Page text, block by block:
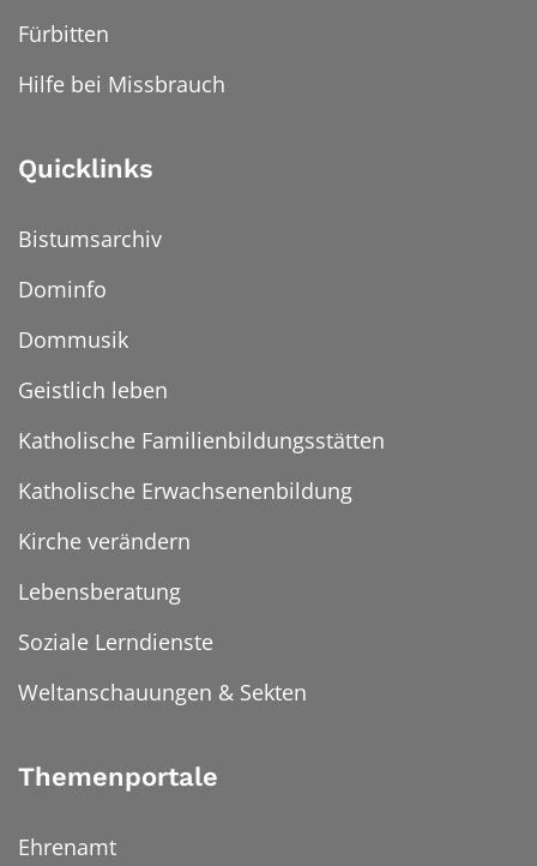
Fürbitten
Hilfe bei Missbrauch
Quicklinks
Bistumsarchiv
Dominfo
Dommusik
Geistlich leben
Katholische Familienbildungsstätten
Katholische Erwachsenenbildung
Kirche verändern
Lebensberatung
Soziale Lerndienste
Weltanschauungen & Sekten
Themenportale
Ehrenamt